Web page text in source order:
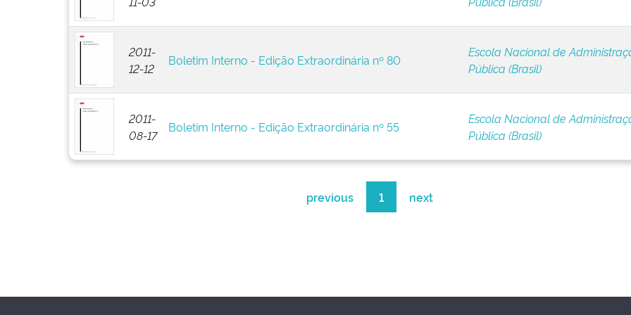
2011-
12-12
Boletim Interno - Edição Extraordinária nº 80
Escola Nacional de
Pública (Brasil)
2011-
08-17
Boletim Interno - Edição Extraordinária nº 55
Escola Nacional de
Pública (Brasil)
previous 1 next